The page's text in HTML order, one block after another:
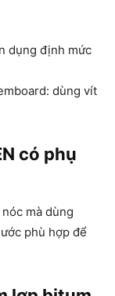
dụng định mức
dùng vít
có phụ
mà dùng
phù hợp để